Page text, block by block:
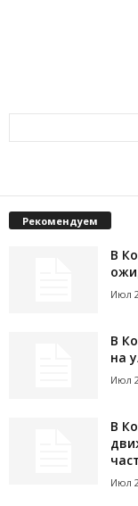
Рекомендуем
В
Июл
В
на
Июл
В
Июл